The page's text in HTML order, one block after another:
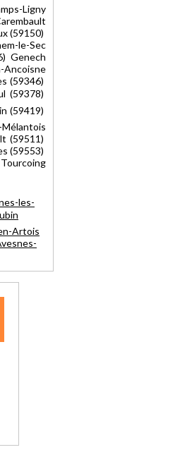
Ligny
(59150)
le-Sec
Genech
Ancoisne
(59346)
(59378)
(59419)
(59511)
(59553)
les-
Artois